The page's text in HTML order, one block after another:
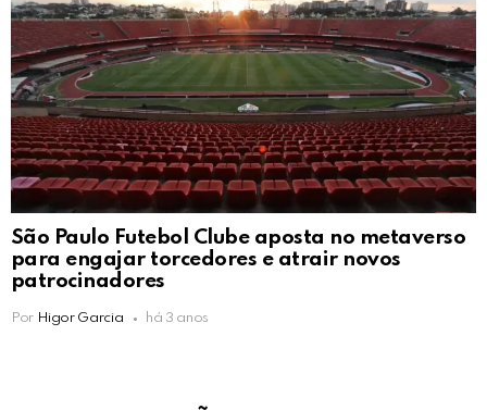
São Paulo Futebol Clube aposta no metaverso
para engajar torcedores e atrair novos
patrocinadores
Por Higor Garcia há 3 anos